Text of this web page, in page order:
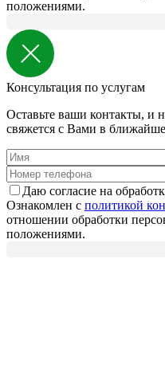
положениями.
Консультация по услугам
Оставьте ваши контакты, и
свяжется с Вами в
Даю согласие на
Ознакомлен с политикой
отношении обработки
положениями.